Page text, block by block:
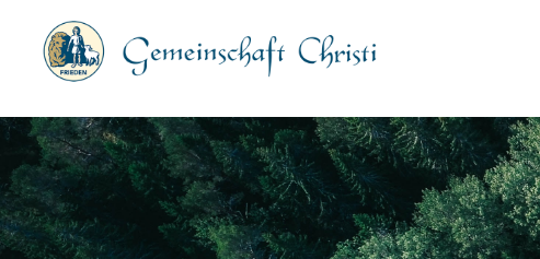
Gemeinschaft
Christi